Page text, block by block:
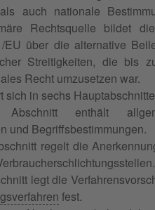
auch nationale
Rechtsquelle bildet
EU über die alternative
Streitigkeiten, die bis
Recht umzusetzen war.
sich in sechs
enthält
und Begriffsbestimmungen.
regelt die
legt die
fest.